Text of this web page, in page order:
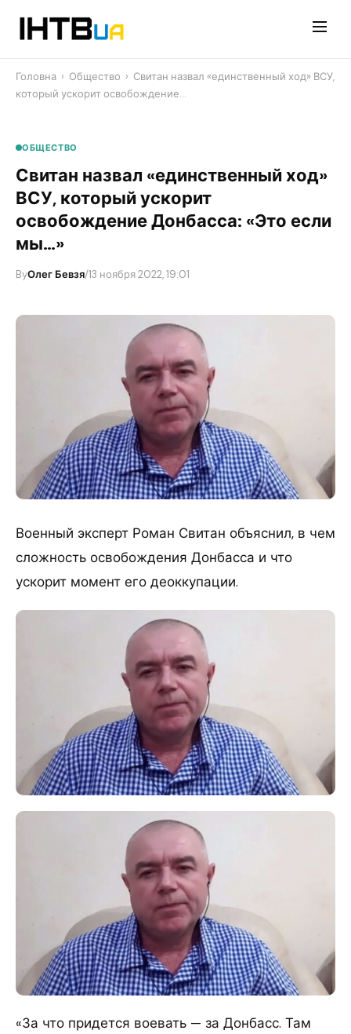
Головна › Общество › Свитан назвал «единственный ход» ВСУ,
который ускорит освобождение…
ОБЩЕСТВО
Свитан назвал «единственный ход»
ВСУ, который ускорит
освобождение Донбасса: «Это если
мы…»
ByОлег Бевзя/13 ноября 2022, 19:01
Военный эксперт Роман Свитан объяснил, в чем
сложность освобождения Донбасса и что
ускорит момент его деоккупации.
«За что придется воевать — за Донбасс. Там